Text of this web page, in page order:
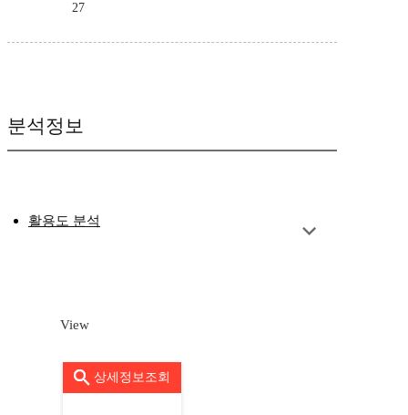
27
분석정보
활용도 분석
View
상세정보조회